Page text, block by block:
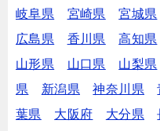
岐阜県
宮崎県 宮城県
広島県
香川県 高知県
山形県
山口県 山梨県
県
新潟県 神奈川県
葉県
大阪府 大分県